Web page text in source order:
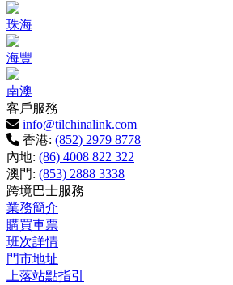
珠海
海豐
南澳
客戶服務
info@tilchinalink.com
香港: (852) 2979 8778
內地: (86) 4008 822 322
澳門: (853) 2888 3338
跨境巴士服務
業務簡介
購買車票
班次詳情
門市地址
上落站點指引